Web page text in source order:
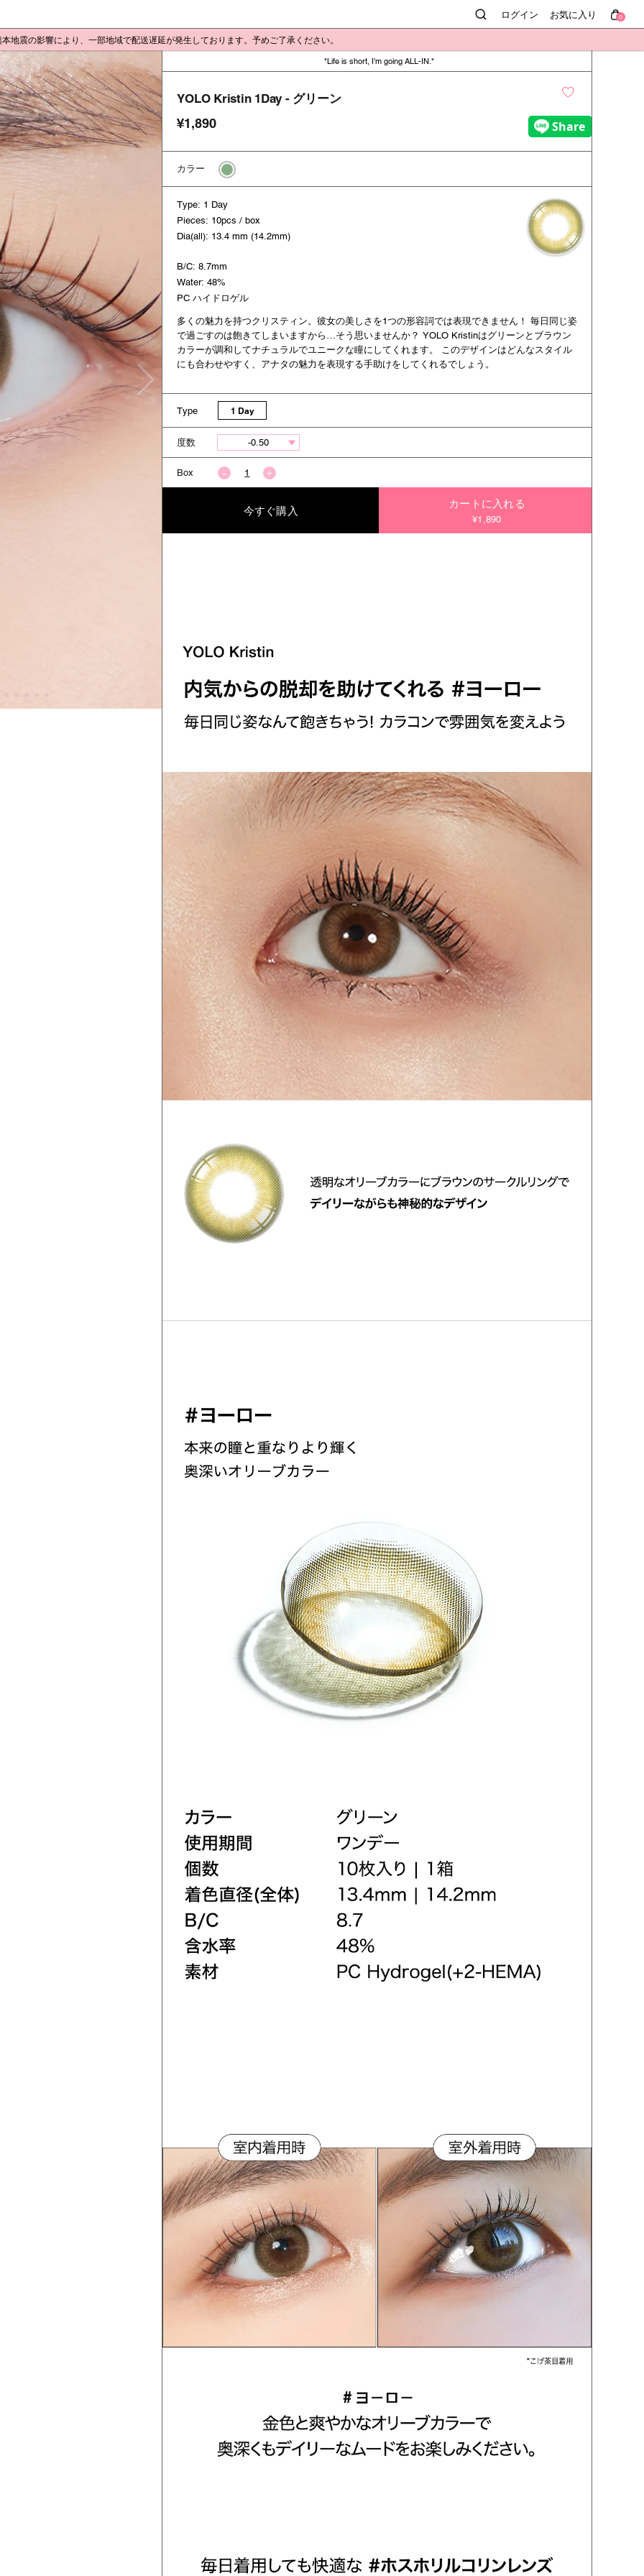
ログイン お気に入り 0
地震の影響により、一部地域で配送遅延が発生しております。予めご了承ください。
Life is short, I'm going ALL-IN.
YOLO Kristin 1Day - グリーン
¥1,890
カラー
Type: 1 Day
Pieces: 10pcs / box
Dia(all): 13.4 mm (14.2mm)
B/C: 8.7mm
Water: 48%
PC ハイドロゲル
多くの魅力を持つクリスティン。彼女の美しさを1つの形容詞では表現できません！ 毎日同じ姿
で過ごすのは飽きてしまいますから…そう思いませんか？ YOLO Kristinはグリーンとブラウン
カラーが調和してナチュラルでユニークな瞳にしてくれます。 このデザインはどんなスタイル
にも合わせやすく、アナタの魅力を表現する手助けをしてくれるでしょう。
Type 1 Day
度数
Box
今すぐ購入
カートに入れる
¥1,890